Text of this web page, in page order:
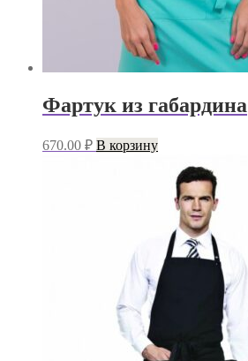
Фартук из габардина
670.00 ₽ В корзину